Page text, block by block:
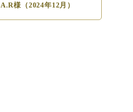
A.R様（2024年12月）